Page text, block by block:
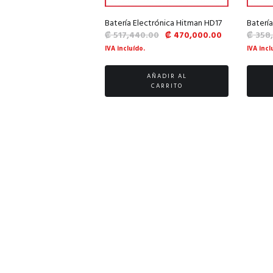
Batería Electrónica Hitman HD17
₡517,440.00 El
era:
₡ 517,440.00.
₡ 470,000.00
IVA incluído.
AÑADIR AL
CARRITO
₡
IVA